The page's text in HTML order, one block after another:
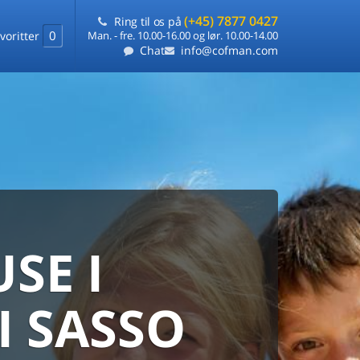
0
Ring til os på (+45) 7877 0427
Man. - fre. 10.00-16.00 og lør. 10.00-14.00
Chat info@cofman.com
I
SASSO
laveste pris
ét sted